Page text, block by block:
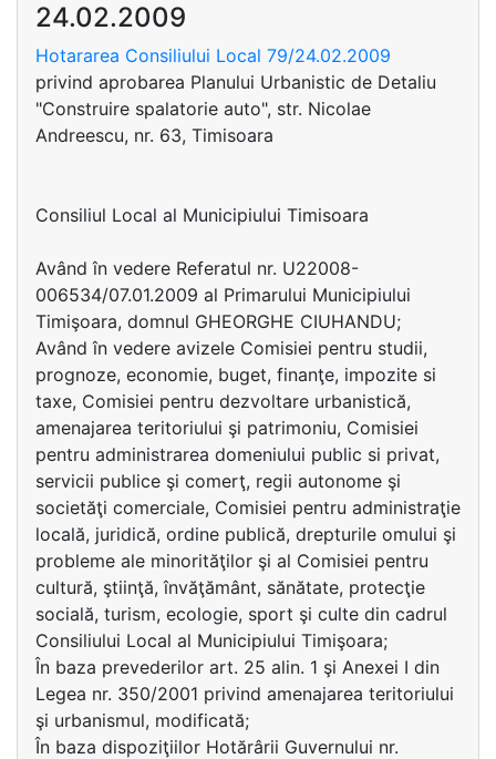
24.02.2009
Hotararea Consiliului Local 79/24.02.2009
privind aprobarea Planului Urbanistic de Detaliu
"Construire spalatorie auto", str. Nicolae
Andreescu, nr. 63, Timisoara
Consiliul Local al Municipiului Timisoara
Având în vedere Referatul nr. U22008-
006534/07.01.2009 al Primarului Municipiului
Timişoara, domnul GHEORGHE CIUHANDU;
Având în vedere avizele Comisiei pentru studii,
prognoze, economie, buget, finanţe, impozite si
taxe, Comisiei pentru dezvoltare urbanistică,
amenajarea teritoriului şi patrimoniu, Comisiei
pentru administrarea domeniului public si privat,
servicii publice şi comerţ, regii autonome şi
societăţi comerciale, Comisiei pentru administraţie
locală, juridică, ordine publică, drepturile omului şi
probleme ale minorităţilor şi al Comisiei pentru
cultură, ştiinţă, învăţământ, sănătate, protecţie
socială, turism, ecologie, sport şi culte din cadrul
Consiliului Local al Municipiului Timişoara;
În baza prevederilor art. 25 alin. 1 şi Anexei I din
Legea nr. 350/2001 privind amenajarea teritoriului
şi urbanismul, modificată;
În baza dispoziţiilor Hotărârii Guvernului nr.